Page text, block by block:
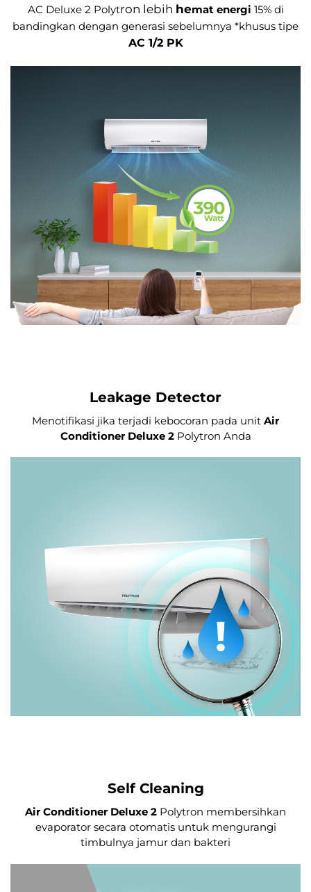
AC Deluxe 2 Polytron lebih hemat energi 15% di
bandingkan dengan generasi sebelumnya *khusus tipe
AC 1/2 PK
Leakage Detector
Menotifikasi jika terjadi kebocoran pada unit Air
Conditioner Deluxe 2Polytron Anda
Self Cleaning
Air Conditioner Deluxe 2 Polytron membersihkan
evaporator secara otomatis untuk mengurangi
timbulnya jamur dan bakteri